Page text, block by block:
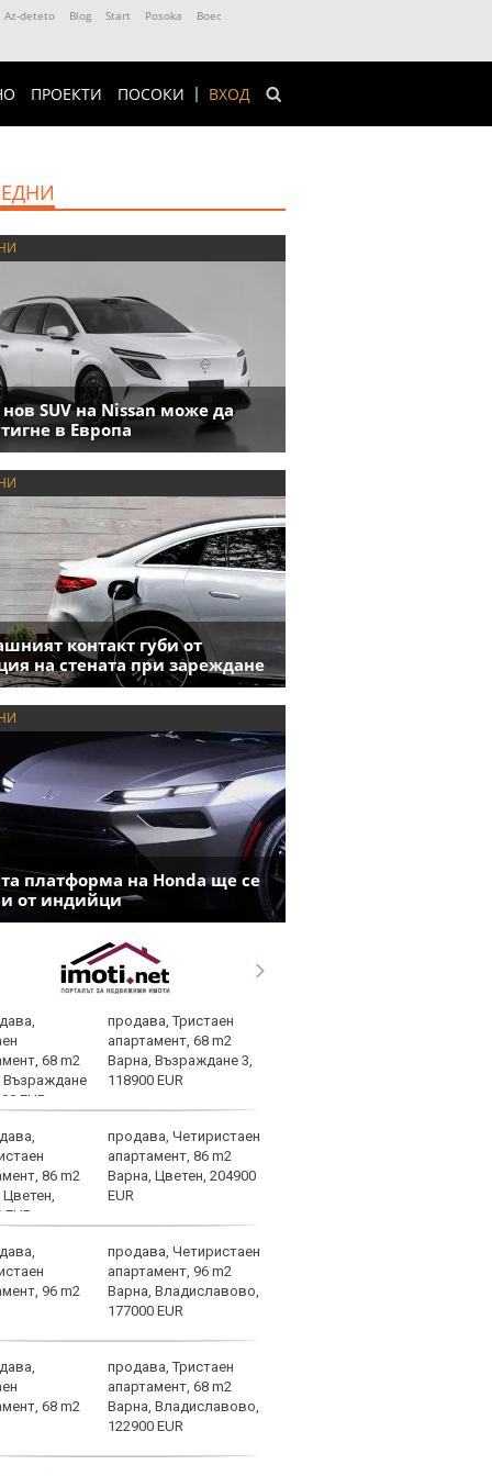
Az-deteto Blog Start Posoka
Boec
ВХОД
ПРОЕКТИ ПОСОКИ
SUV на Nissan може да
в Европа
контакт губи от
на стената при зареждане
платформа на Honda ще се
от индийци
продава, Тристаен
апартамент, 68 m2
Варна, Възраждане 3,
118900 EUR
продава, Четиристаен
апартамент, 86 m2
Варна, Цветен, 204900
EUR
продава, Четиристаен
апартамент, 96 m2
Варна, Владиславово,
177000 EUR
продава, Тристаен
апартамент, 68 m2
Варна, Владиславово,
122900 EUR